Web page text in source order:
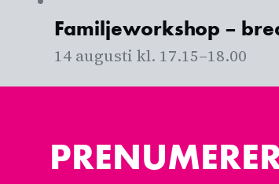
Familjeworkshop –
14 augusti kl. 17.15–18.00